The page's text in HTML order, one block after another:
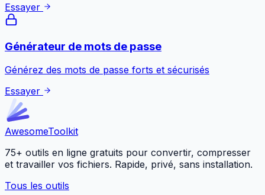
Essayer
Générateur de mots de passe
Générez des mots de passe forts et sécurisés
Essayer
AwesomeToolkit
75+ outils en ligne gratuits pour convertir, compresser
et travailler vos fichiers. Rapide, privé, sans installation.
Tous les outils